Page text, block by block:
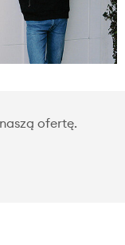
ofertę.